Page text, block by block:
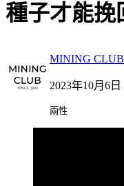
種子才能挽
MINING CLUB
2023年10月6
兩性